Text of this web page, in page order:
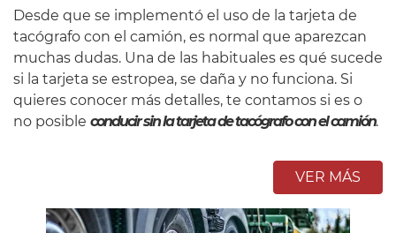
Desde que se implementó el uso de la tarjeta de
tacógrafo con el camión, es normal que aparezcan
muchas dudas. Una de las habituales es qué sucede
si la tarjeta se estropea, se daña y no funciona. Si
quieres conocer más detalles, te contamos si es o
no posible conducir sin la tarjeta de tacógrafo con el camión.
VER MÁS